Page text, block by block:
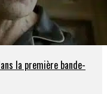
la première bande-